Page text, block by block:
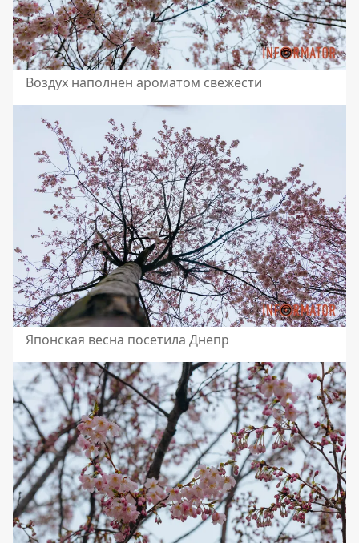
Воздух наполнен ароматом свежести
Японская весна посетила Днепр